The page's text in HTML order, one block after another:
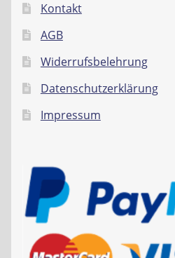
Kontakt
AGB
Widerrufsbelehrung
Datenschutzerklärung
Impressum